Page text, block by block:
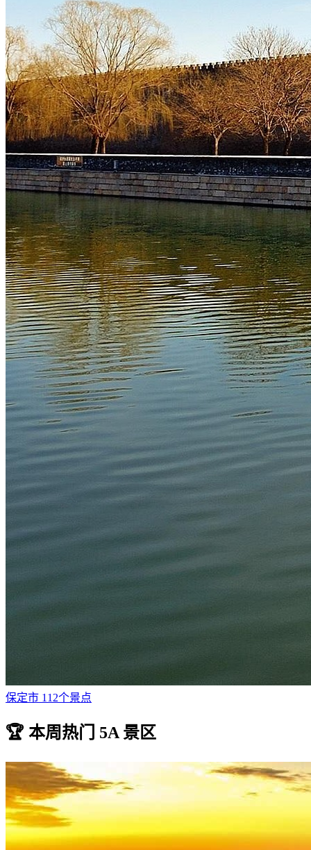
保定市 112个景点
🏆 本周热门 5A 景区